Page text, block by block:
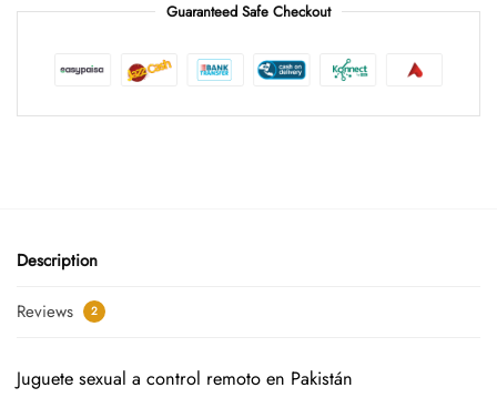
Guaranteed Safe Checkout
Description
Reviews 2
Juguete sexual a control remoto en Pakistán